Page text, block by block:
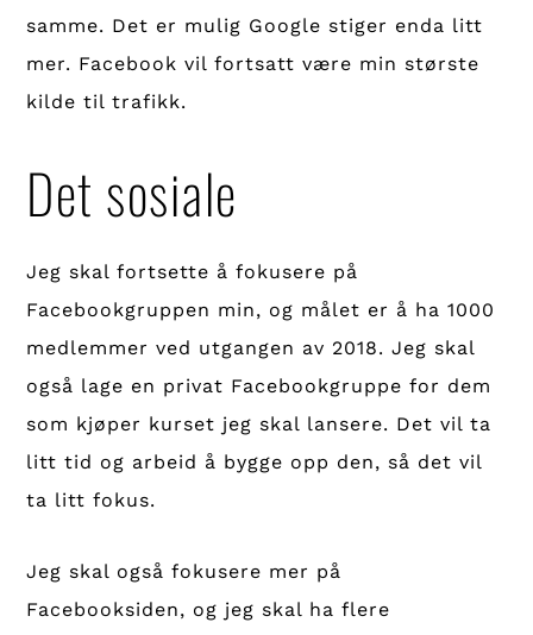
samme. Det er mulig Google stiger enda litt
mer. Facebook vil fortsatt være min største
kilde til trafikk.
Det sosiale
Jeg skal fortsette å fokusere på
Facebookgruppen min, og målet er å ha 1000
medlemmer ved utgangen av 2018. Jeg skal
også lage en privat Facebookgruppe for dem
som kjøper kurset jeg skal lansere. Det vil ta
litt tid og arbeid å bygge opp den, så det vil
ta litt fokus.
Jeg skal også fokusere mer på
Facebooksiden, og jeg skal ha flere